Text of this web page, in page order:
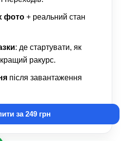
фото + реальний стан
: де стартувати, як
ракурс.
після завантаження
за 249 грн